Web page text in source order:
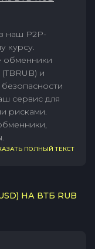
наш P2P-
курсу.
обменники
и
сервис для
рисками.
ПОЛНЫЙ ТЕКСТ
НА ВТБ RUB